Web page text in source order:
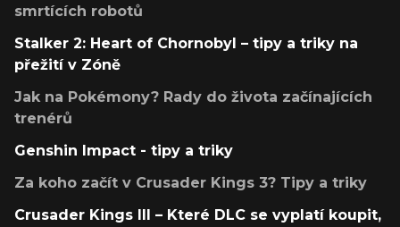
smrtících robotů
Stalker 2: Heart of Chornobyl – tipy a triky na
přežití v Zóně
Jak na Pokémony? Rady do života začínajících
trenérů
Genshin Impact - tipy a triky
Za koho začít v Crusader Kings 3? Tipy a triky
Crusader Kings III – Které DLC se vyplatí koupit,